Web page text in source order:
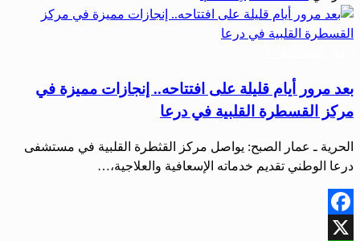
بعد مرور أيام قليلة على افتتاحه.. إنجازات مميزة في
مركز القسطرة القلبية في درعا
الحرية ـ عمار الصبح: يواصل مركز القثطرة القلبية في مستشفى
درعا الوطني تقديم خدماته الإسعافية والعلاجية،…
Facebook